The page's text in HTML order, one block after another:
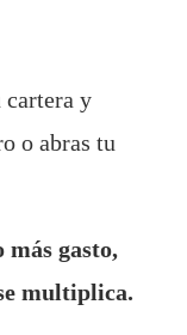
cartera y
o abras tu
gasto,
multiplica.